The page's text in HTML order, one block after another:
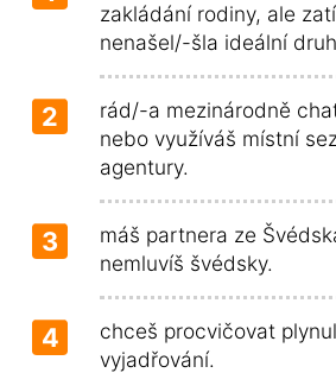
zakládání rodiny, ale
nenašel/-šla ideální
2
rád/-a mezinárodně
nebo využíváš místní
agentury.
3
máš partnera ze
nemluvíš švédsky.
4
chceš procvičovat
vyjadřování.